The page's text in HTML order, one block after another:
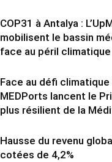
COP31 à Antalya :
mobilisent le bassin
face au péril climatique
Face au défi climatique
MEDPorts lancent le
plus résilient de la
Hausse du revenu
cotées de 4,2%